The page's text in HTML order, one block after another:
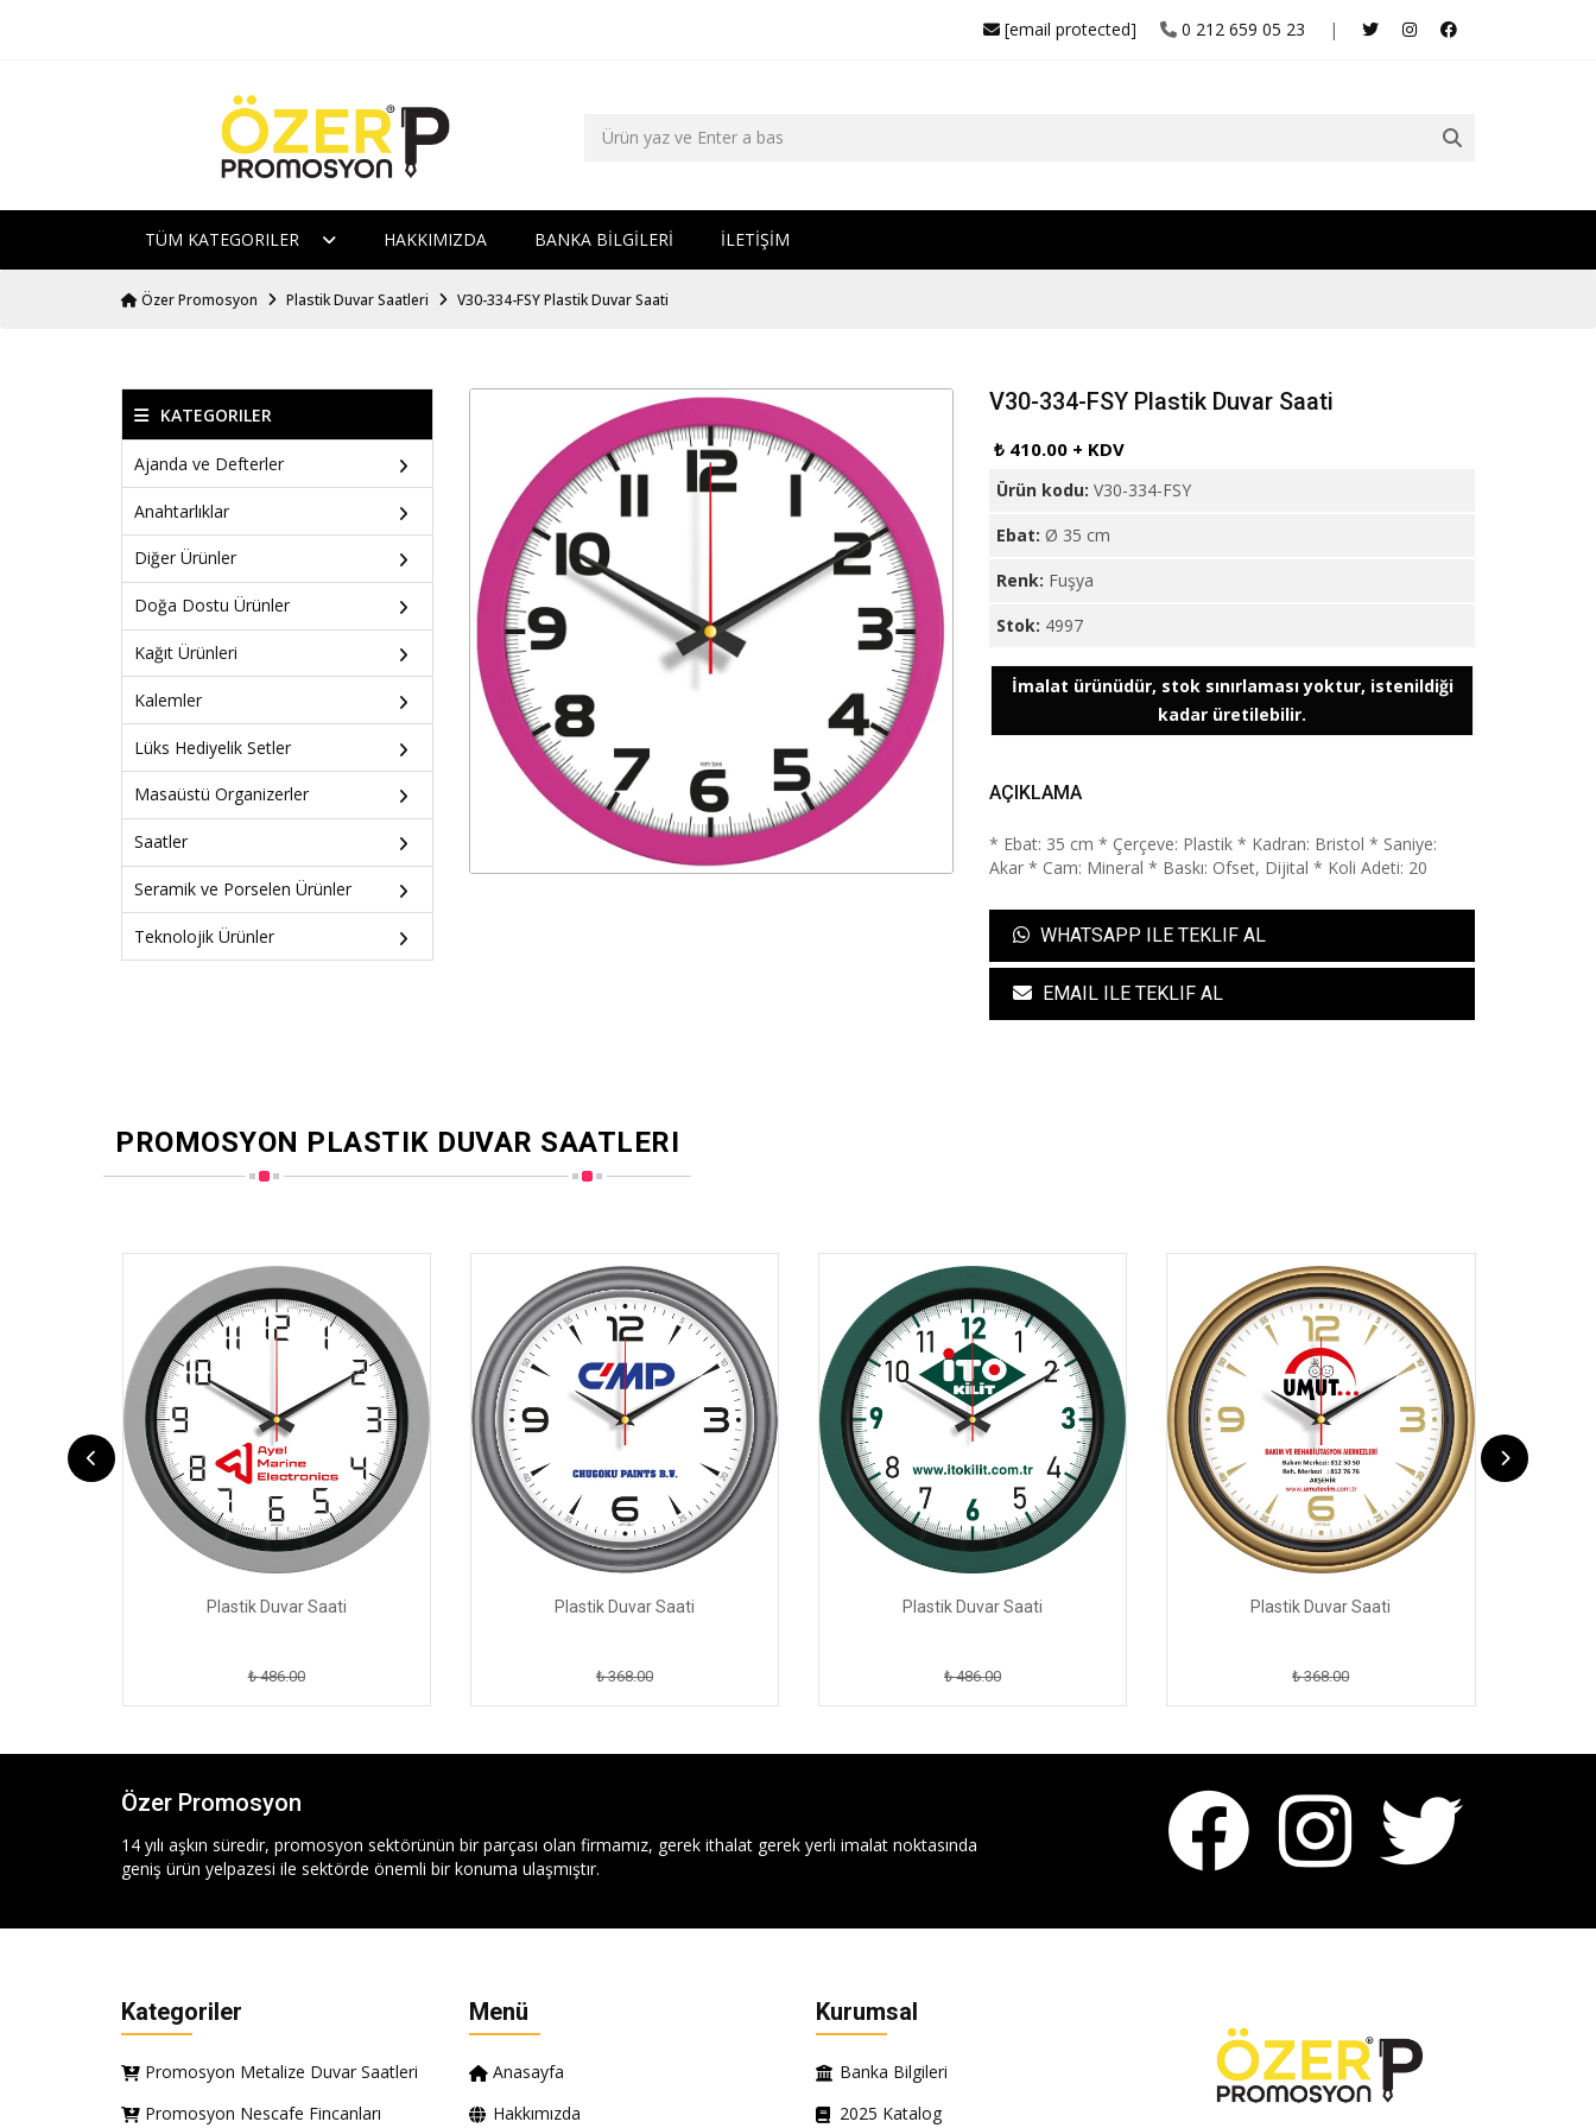
|
0 212 659 05 23
[email protected]
TÜM KATEGORILER HAKKIMIZDA BANKA BİLGİLERİ İLETİŞİM
Özer Promosyon Plastik Duvar Saatleri V30-334-FSY Plastik Duvar Saati
KATEGORILER
Ajanda ve Defterler
Anahtarlıklar
Diğer Ürünler
Doğa Dostu Ürünler
Kağıt Ürünleri
Kalemler
Lüks Hediyelik Setler
Masaüstü Organizerler
Saatler
Seramik ve Porselen Ürünler
Teknolojik Ürünler
V30-334-FSY Plastik Duvar Saati
₺ 410.00 + KDV
Ürün kodu:V30-334-FSY
Ebat: Ø 35 cm
Renk: Fuşya
Stok: 4997
İmalat ürünüdür, stok sınırlaması yoktur, istenildiği
kadar üretilebilir.
AÇIKLAMA
* Ebat: 35 cm * Çerçeve: Plastik * Kadran: Bristol * Saniye:
Akar * Cam: Mineral * Baskı: Ofset, Dijital * Koli Adeti: 20
WHATSAPP ILE TEKLIF AL
EMAIL ILE TEKLIF AL
PROMOSYON PLASTIK DUVAR SAATLERI
Plastik Duvar Saati
₺ 486.00
Plastik Duvar Saati
₺ 368.00
Plastik Duvar Saati
₺ 486.00
Plastik Duvar Saati
₺ 368.00
Özer Promosyon
14 yılı aşkın süredir, promosyon sektörünün bir parçası olan firmamız, gerek ithalat gerek yerli imalat noktasında
geniş ürün yelpazesi ile sektörde önemli bir konuma ulaşmıştır.
Kategoriler
Promosyon Metalize Duvar Saatleri
Promosyon Nescafe Fincanları
Menü
Anasayfa
Hakkımızda
Kurumsal
Banka Bilgileri
2025 Katalog